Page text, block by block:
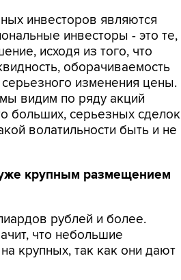
инвесторов являются
инвесторы - это те,
исходя из того, что
оборачиваемость
изменения цены.
видим по ряду акций
больших, серьезных сделок
волатильности быть и не
крупным размещением
рублей и более.
что небольшие
крупных, так как они дают